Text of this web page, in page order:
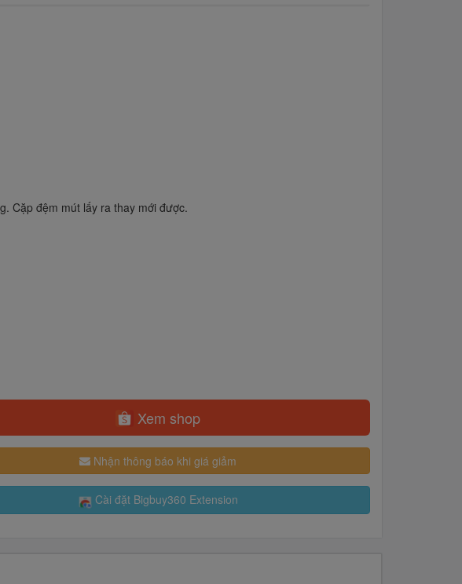
Cặp đệm mút lấy ra thay mới được.
Xem shop
Nhận thông báo khi giá giảm
Cài đặt Bigbuy360 Extension